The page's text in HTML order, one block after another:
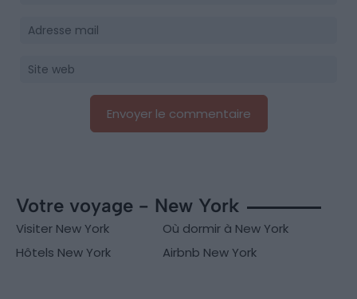
Votre voyage - New York
Visiter New York
Où dormir à New York
Hôtels New York
Airbnb New York